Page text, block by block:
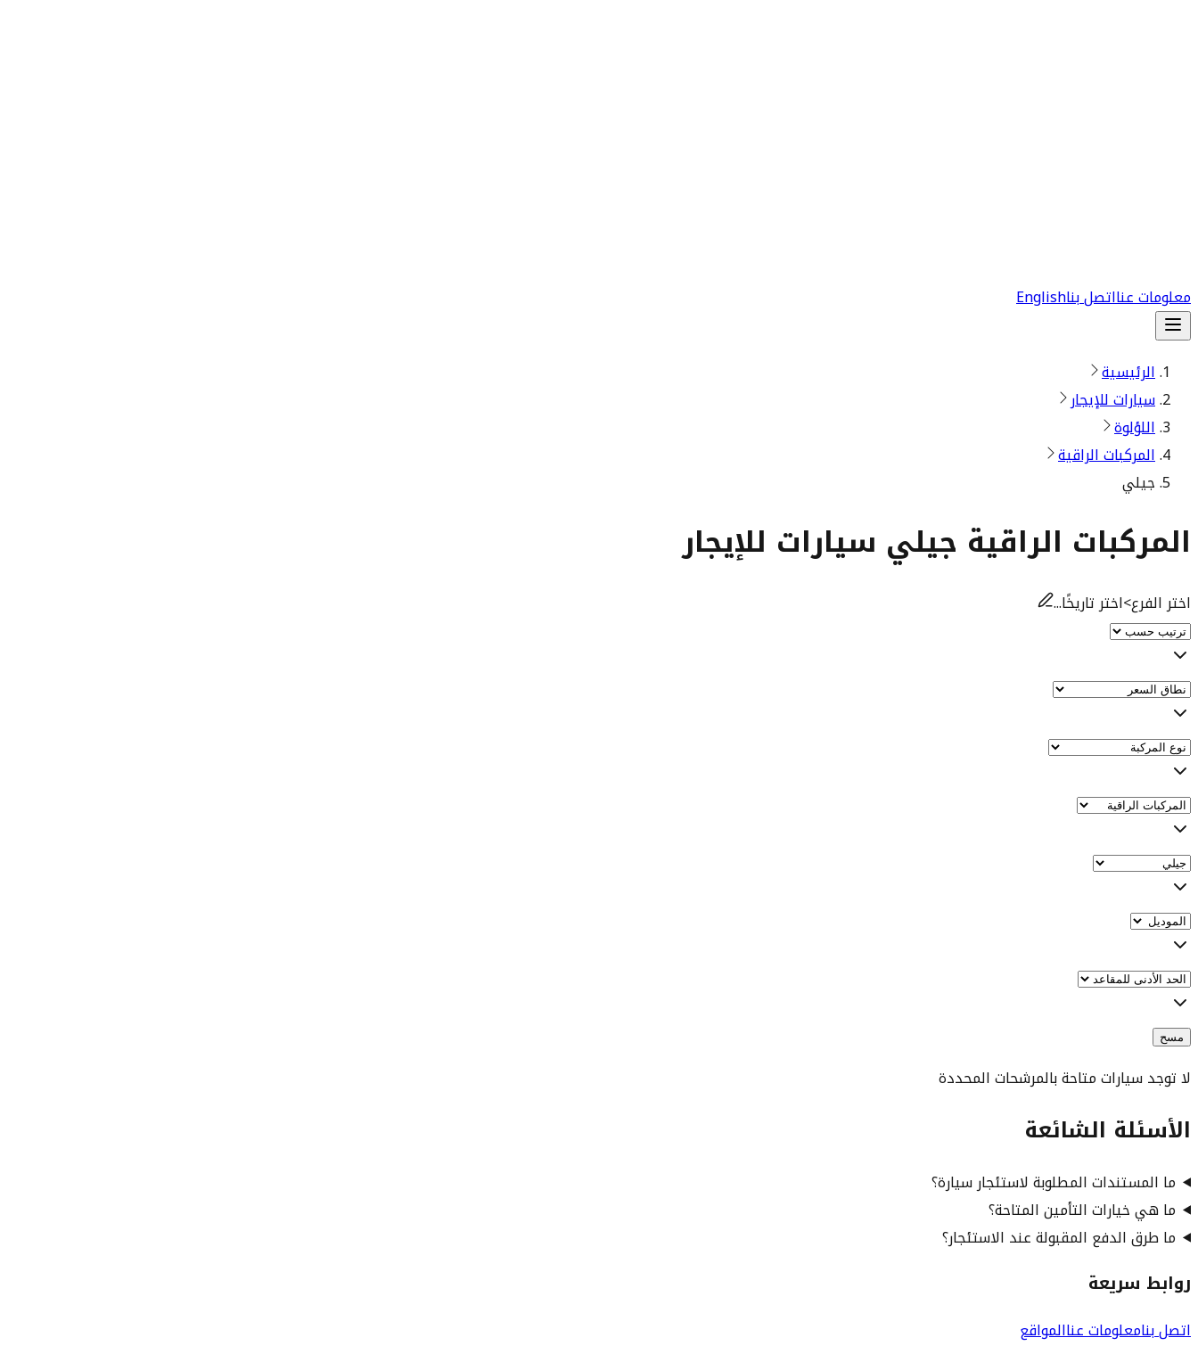
معلومات عنااتصل بناEnglish
الرئيسية
سيارات للإيجار
اللؤلوة
المركبات الراقية
جيلي
المركبات الراقية جيلي سيارات للإيجار
اختر الفرع>اختر تاريخًا...
مسح
لا توجد سيارات متاحة بالمرشحات المحددة
الأسئلة الشائعة
ما المستندات المطلوبة لاستئجار سيارة؟
ما هي خيارات التأمين المتاحة؟
ما طرق الدفع المقبولة عند الاستئجار؟
روابط سريعة
اتصل بنامعلومات عناالمواقع